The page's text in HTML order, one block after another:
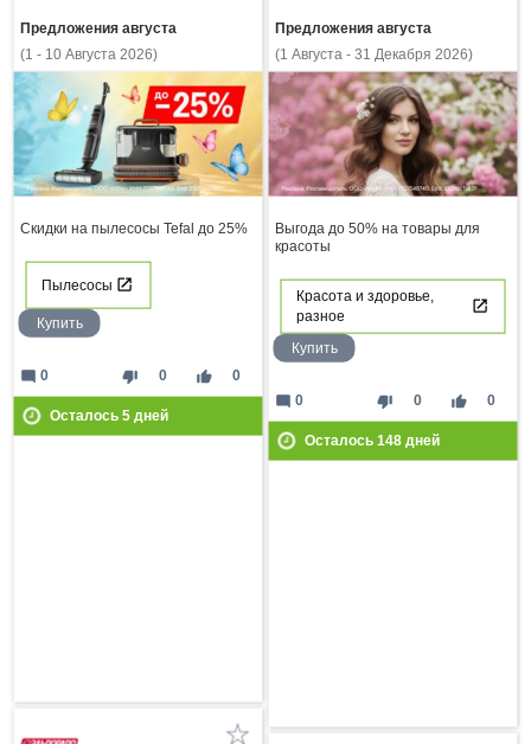
Предложения августа
(1 Августа - 31 Декабря 2026)
Выгода до 50% на товары для
красоты
Красота и здоровье,
разное
Купить
thumb_down 0 thumb_up 0
mode_comment 0
Осталось 148дней
Предложения августа
(1 - 10 Августа 2026)
Скидки на пылесосы Tefal до 25%
Пылесосы
Купить
thumb_down 0 thumb_up 0
mode_comment 0
Осталось 5дней